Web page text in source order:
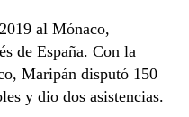
al Mónaco,
de España. Con la
Maripán disputó 150
y dio dos asistencias.